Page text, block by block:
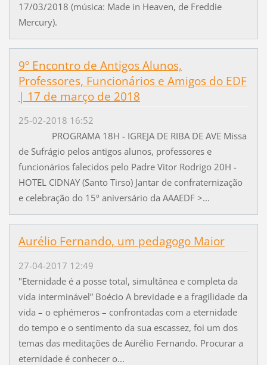
17/03/2018 (música: Made in Heaven, de Freddie
Mercury).
9º Encontro de Antigos Alunos,
Professores, Funcionários e Amigos do EDF
| 17 de março de 2018
25-02-2018 16:52
PROGRAMA 18H - IGREJA DE RIBA DE AVE Missa
de Sufrágio pelos antigos alunos, professores e
funcionários falecidos pelo Padre Vitor Rodrigo 20H -
HOTEL CIDNAY (Santo Tirso) Jantar de confraternização
e celebração do 15º aniversário da AAAEDF >...
Aurélio Fernando, um pedagogo Maior
27-04-2017 12:49
"Eternidade é a posse total, simultânea e completa da
vida interminável” Boécio A brevidade e a fragilidade da
vida – o ephémeros – confrontadas com a eternidade
do tempo e o sentimento da sua escassez, foi um dos
temas das meditações de Aurélio Fernando. Procurar a
eternidade é conhecer o...